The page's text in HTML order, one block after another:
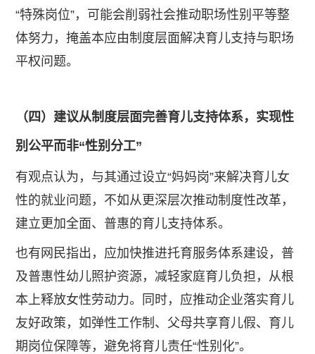
“特殊岗位”，可能会削弱社会推动职场性别平等整
体努力，掩盖本应由制度层面解决育儿支持与职场
平权问题。
（四）建议从制度层面完善育儿支持体系，实现性
别公平而非“性别分工”
有观点认为，与其通过设立“妈妈岗”来解决育儿女
性的就业问题，不如从更深层次推动制度性改革，
建立更加全面、普惠的育儿支持体系。
也有网民指出，应加快推进托育服务体系建设，普
及普惠性幼儿照护资源，减轻家庭育儿负担，从根
本上释放女性劳动力。同时，应推动企业落实育儿
友好政策，如弹性工作制、父母共享育儿假、育儿
期岗位保障等，避免将育儿责任“性别化”。